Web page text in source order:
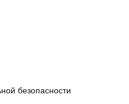
безопасности